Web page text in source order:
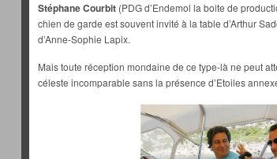
Stéphane Courbit (PDG d’Endemol la boite de
chien de garde est souvent invité à la table d’Arthur
d’Anne-Sophie Lapix.
Mais toute réception mondaine de ce type-là ne peut
céleste incomparable sans la présence d’Etoiles